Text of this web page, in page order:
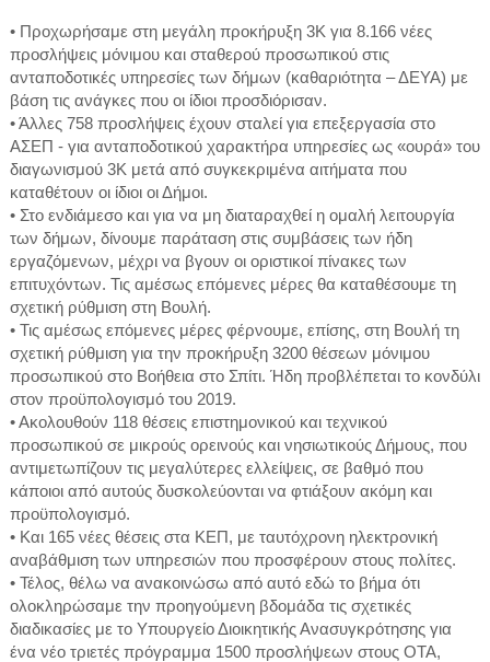
• Προχωρήσαμε στη μεγάλη προκήρυξη 3Κ για 8.166 νέες
προσλήψεις μόνιμου και σταθερού προσωπικού στις
ανταποδοτικές υπηρεσίες των δήμων (καθαριότητα – ΔΕΥΑ) με
βάση τις ανάγκες που οι ίδιοι προσδιόρισαν.
• Άλλες 758 προσλήψεις έχουν σταλεί για επεξεργασία στο
ΑΣΕΠ - για ανταποδοτικού χαρακτήρα υπηρεσίες ως «ουρά» του
διαγωνισμού 3Κ μετά από συγκεκριμένα αιτήματα που
καταθέτουν οι ίδιοι οι Δήμοι.
• Στο ενδιάμεσο και για να μη διαταραχθεί η ομαλή λειτουργία
των δήμων, δίνουμε παράταση στις συμβάσεις των ήδη
εργαζόμενων, μέχρι να βγουν οι οριστικοί πίνακες των
επιτυχόντων. Τις αμέσως επόμενες μέρες θα καταθέσουμε τη
σχετική ρύθμιση στη Βουλή.
• Τις αμέσως επόμενες μέρες φέρνουμε, επίσης, στη Βουλή τη
σχετική ρύθμιση για την προκήρυξη 3200 θέσεων μόνιμου
προσωπικού στο Βοήθεια στο Σπίτι. Ήδη προβλέπεται το κονδύλι
στον προϋπολογισμό του 2019.
• Ακολουθούν 118 θέσεις επιστημονικού και τεχνικού
προσωπικού σε μικρούς ορεινούς και νησιωτικούς Δήμους, που
αντιμετωπίζουν τις μεγαλύτερες ελλείψεις, σε βαθμό που
κάποιοι από αυτούς δυσκολεύονται να φτιάξουν ακόμη και
προϋπολογισμό.
• Και 165 νέες θέσεις στα ΚΕΠ, με ταυτόχρονη ηλεκτρονική
αναβάθμιση των υπηρεσιών που προσφέρουν στους πολίτες.
• Τέλος, θέλω να ανακοινώσω από αυτό εδώ το βήμα ότι
ολοκληρώσαμε την προηγούμενη βδομάδα τις σχετικές
διαδικασίες με το Υπουργείο Διοικητικής Ανασυγκρότησης για
ένα νέο τριετές πρόγραμμα 1500 προσλήψεων στους ΟΤΑ,